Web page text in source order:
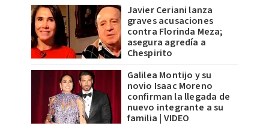
Javier Ceriani lanza
graves acusaciones
contra Florinda Meza;
asegura agredía a
Chespirito
Galilea Montijo y su
novio Isaac Moreno
confirman la llegada de
nuevo integrante a su
familia | VIDEO